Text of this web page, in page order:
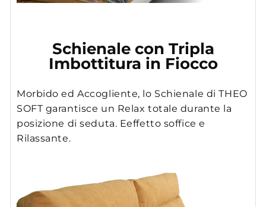
Schienale con Tripla
Imbottitura in Fiocco
Morbido ed Accogliente, lo Schienale di THEO
SOFT garantisce un Relax totale durante la
posizione di seduta. Eeffetto soffice e
Rilassante.